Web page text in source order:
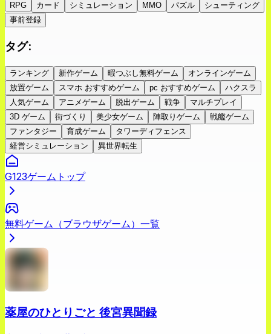
RPG カード シミュレーション MMO パズル
シューティング
事前登録
タグ:
ランキング 新作ゲーム 暇つぶし無料ゲーム
オンラインゲーム
放置ゲーム
スマホ おすすめゲーム pc おすすめゲーム
ハクスラ
人気ゲーム
アニメゲーム 脱出ゲーム 戦争
マルチプレイ
3D ゲーム
街づくり 美少女ゲーム 陣取りゲーム
戦艦ゲーム
ファンタジー
育成ゲーム
タワーディフェンス
経営シミュレーション
異世界転生
G123ゲームトップ
無料ゲーム（ブラウザゲーム）一覧
薬屋のひとりごと 後宮異聞録